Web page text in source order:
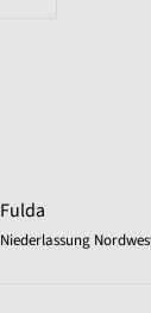
Fulda
Niederlassung